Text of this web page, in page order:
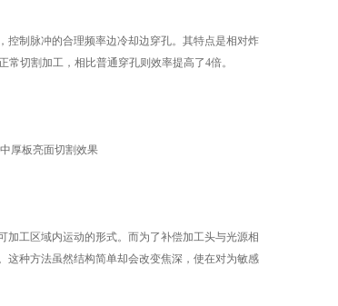
制脉冲的合理频率边冷却边穿孔。其特点是相对炸
切割加工，相比普通穿孔则效率提高了4倍。
厚板亮面切割效果
工区域内运动的形式。而为了补偿加工头与光源相
这种方法虽然结构简单却会改变焦深，使在对为敏感